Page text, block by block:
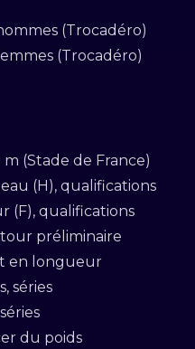
(Trocadéro)
(Trocadéro)
(Stade de France)
(H), qualifications
(F), qualifications
tour préliminaire
en longueur
séries
du poids